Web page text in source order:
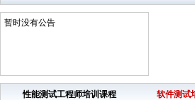
业界新闻
软件测试时代活动发布
暂时没有公告
性能测试工程师培训课程 软件测试